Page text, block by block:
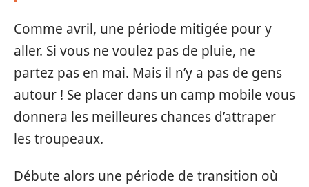
Comme avril, une période mitigée pour y
aller. Si vous ne voulez pas de pluie, ne
partez pas en mai. Mais il n’y a pas de gens
autour ! Se placer dans un camp mobile vous
donnera les meilleures chances d’attraper
les troupeaux.
Débute alors une période de transition où